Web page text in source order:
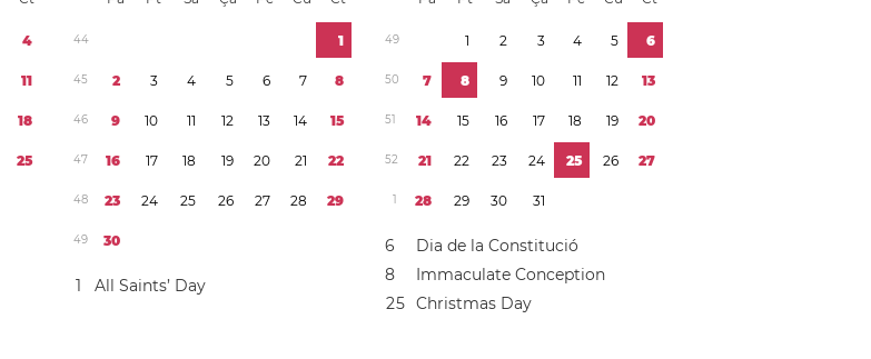
4
11
18
25
44 1
45 2 3 4 5 6 7 8
46 9 10 11 12 13 14 15
47 16 17 18 19 20 21 22
48 23 24 25 26 27 28 29
49 30
1 All Saints’ Day
49 1 2 3 4 5 6
50 7 8 9 10 11 12 13
51 14 15 16 17 18 19 20
52 21 22 23 24 25 26 27
1 28 29 30 31
6
Dia de la Constitució
8
Immaculate Conception
25 Christmas Day